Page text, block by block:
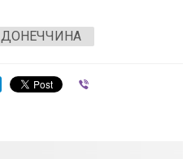
ДОНЕЧЧИНА